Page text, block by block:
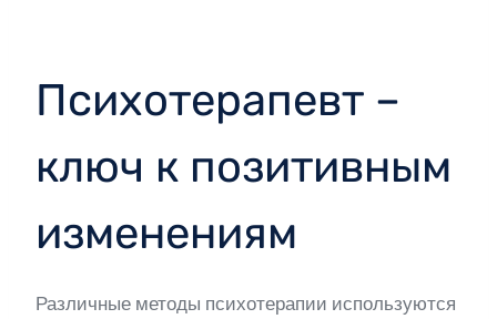
Психотерапевт –
ключ к позитивным
изменениям
Различные методы психотерапии используются